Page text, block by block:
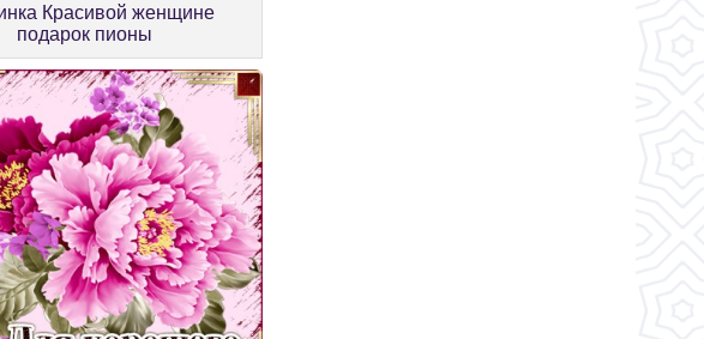
Красивой женщине
подарок пионы